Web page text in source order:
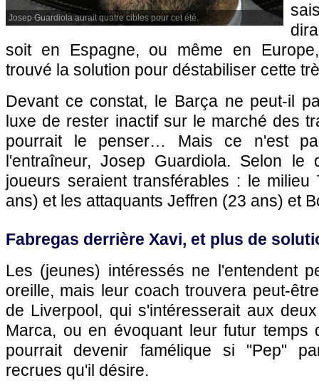
Josep Guardiola aurait quatre cibles pour cet été.
soit en Espagne, ou même en
trouvé la solution pour déstabiliser cette
Devant ce constat, le Barça ne peut-il
luxe de rester inactif sur le marché des
pourrait le penser… Mais ce n'est
l'entraîneur, Josep Guardiola. Selon le
joueurs seraient transférables : le milieu
ans) et les attaquants Jeffren (23 ans) et
Fabregas derrière Xavi, et plus de
Les (jeunes) intéressés ne l'entendent
oreille, mais leur coach trouvera peut-
de Liverpool, qui s'intéresserait aux
Marca, ou en évoquant leur futur temps
pourrait devenir famélique si "Pep"
recrues qu'il désire.